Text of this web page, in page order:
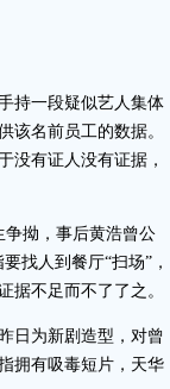
持一段疑似艺人集体
该名前员工的数据。
没有证人没有证据，
拗，事后黄浩曾公
找人到餐厅“扫场”，
据不足而不了了之。
日为新剧造型，对曾
拥有吸毒短片，天华